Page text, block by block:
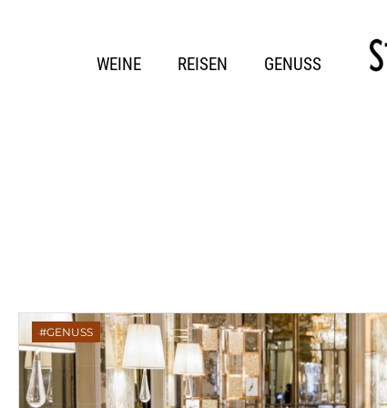
WEINE REISEN GENUSS
GENUSS